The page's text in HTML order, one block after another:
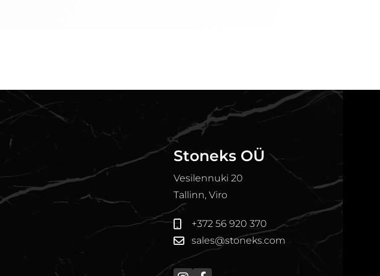
Stoneks OÜ
Vesilennuki 20
Tallinn, Viro
+372 56 920 370
sales@stoneks.com